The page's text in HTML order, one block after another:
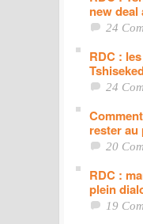
new deal
24
RDC :
24
rester
20
RDC :
plein
19